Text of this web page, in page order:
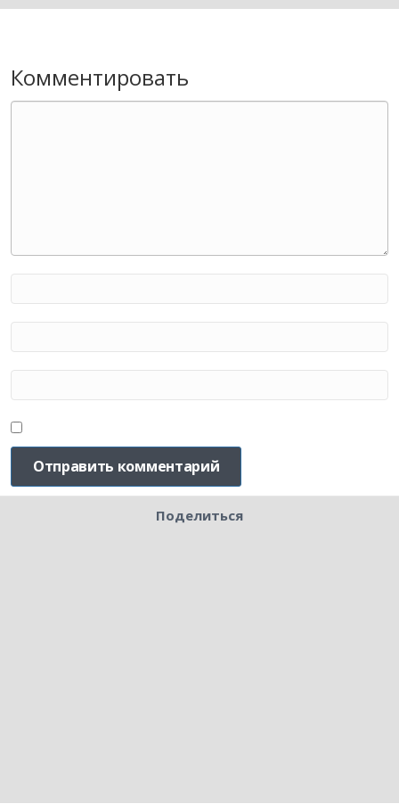
Комментировать
Поделиться